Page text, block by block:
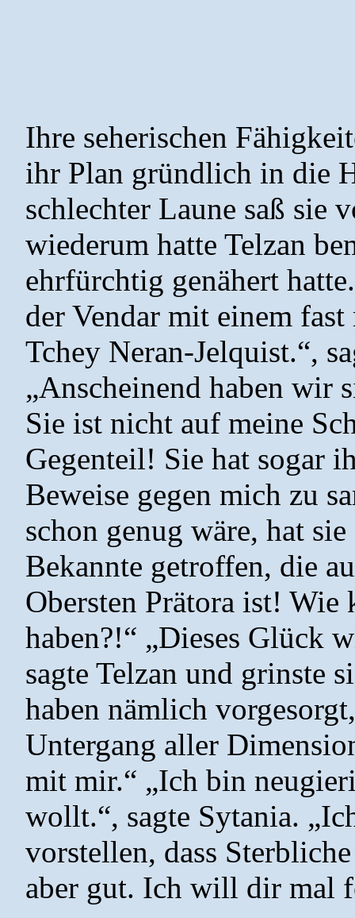
Ihre seherischen
ihr Plan gründlich in die
schlechter Laune saß sie
wiederum hatte Telzan
ehrfürchtig genähert
der Vendar mit einem
Tchey Neran-Jelquist.“,
„Anscheinend haben wir
Sie ist nicht auf meine
Gegenteil! Sie hat sogar
Beweise gegen mich zu
schon genug wäre, hat
Bekannte getroffen, die
Obersten Prätora ist!
haben?!“ „Dieses Glück
sagte Telzan und grinste
haben nämlich
Untergang aller
mit mir.“ „Ich bin
wollt.“, sagte Sytania.
vorstellen, dass
aber gut. Ich will dir mal